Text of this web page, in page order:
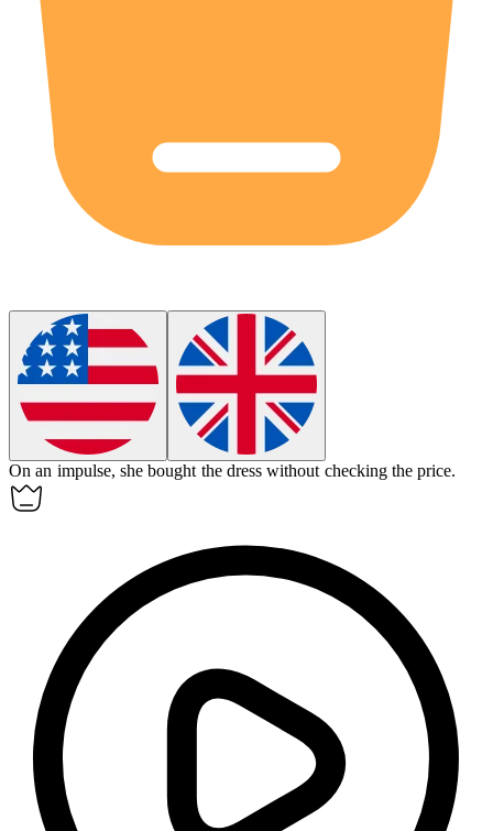
On an impulse, she bought the dress without checking the price.